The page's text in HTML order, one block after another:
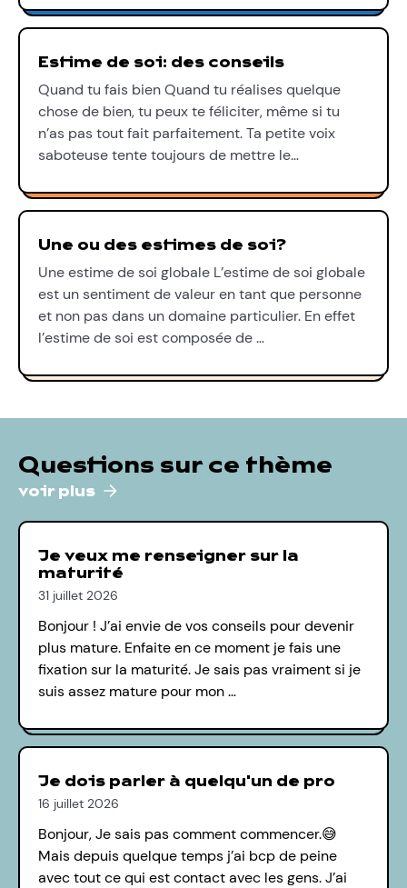
Estime de soi: des conseils
Quand tu fais bien Quand tu réalises quelque
chose de bien, tu peux te féliciter, même si tu
n’as pas tout fait parfaitement. Ta petite voix
saboteuse tente toujours de mettre le…
Une ou des estimes de soi?
Une estime de soi globale L’estime de soi globale
est un sentiment de valeur en tant que personne
et non pas dans un domaine particulier. En effet
l’estime de soi est composée de …
Questions sur ce thème
voir plus
Je veux me renseigner sur la
maturité
31 juillet 2026
Bonjour ! J’ai envie de vos conseils pour devenir
plus mature. Enfaite en ce moment je fais une
fixation sur la maturité. Je sais pas vraiment si je
suis assez mature pour mon …
Je dois parler à quelqu'un de pro
16 juillet 2026
Bonjour, Je sais pas comment commencer.😅
Mais depuis quelque temps j’ai bcp de peine
avec tout ce qui est contact avec les gens. J’ai